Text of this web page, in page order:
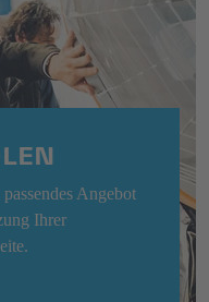
Angebot
Ihrer